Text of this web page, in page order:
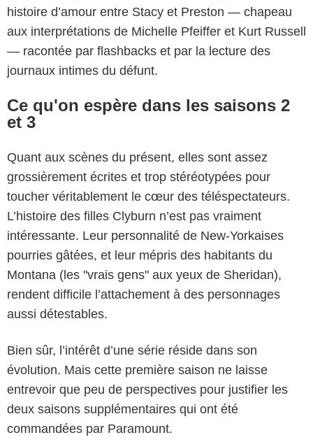
histoire d’amour entre Stacy et Preston — chapeau
aux interprétations de Michelle Pfeiffer et Kurt Russell
— racontée par flashbacks et par la lecture des
journaux intimes du défunt.
Ce qu'on espère dans les saisons 2
et 3
Quant aux scènes du présent, elles sont assez
grossièrement écrites et trop stéréotypées pour
toucher véritablement le cœur des téléspectateurs.
L’histoire des filles Clyburn n’est pas vraiment
intéressante. Leur personnalité de New-Yorkaises
pourries gâtées, et leur mépris des habitants du
Montana (les "vrais gens" aux yeux de Sheridan),
rendent difficile l’attachement à des personnages
aussi détestables.
Bien sûr, l’intérêt d’une série réside dans son
évolution. Mais cette première saison ne laisse
entrevoir que peu de perspectives pour justifier les
deux saisons supplémentaires qui ont été
commandées par Paramount.